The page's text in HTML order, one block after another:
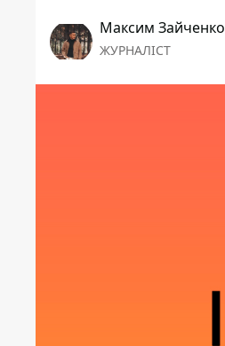
Максим Зайченко
ЖУРНАЛІСТ